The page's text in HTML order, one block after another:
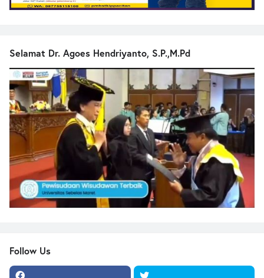
Selamat Dr. Agoes Hendriyanto, S.P.,M.Pd
Follow Us